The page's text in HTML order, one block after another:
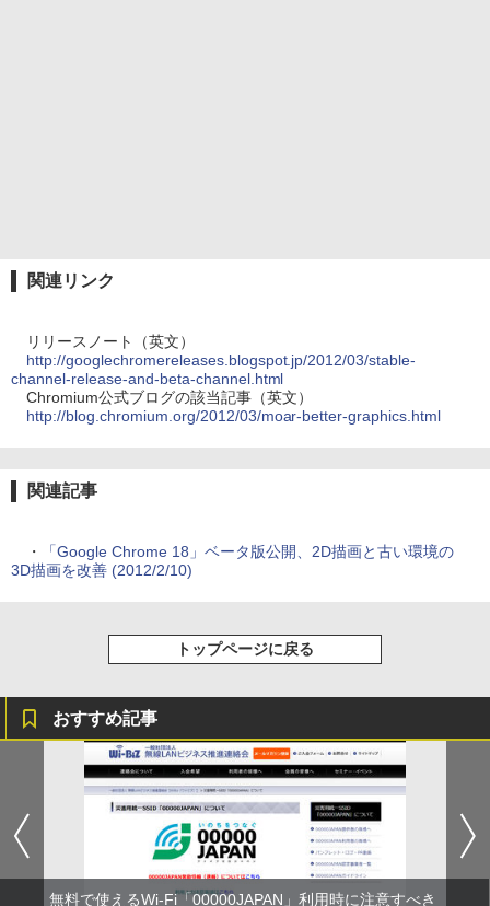
関連リンク
リリースノート（英文）
http://googlechromereleases.blogspot.jp/2012/03/stable-
channel-release-and-beta-channel.html
Chromium公式ブログの該当記事（英文）
http://blog.chromium.org/2012/03/moar-better-graphics.html
関連記事
・
「Google Chrome 18」ベータ版公開、2D描画と古い環境の
3D描画を改善 (2012/2/10)
トップページに戻る
おすすめ記事
無料で使えるWi-Fi「00000JAPAN」利用時に注意すべき